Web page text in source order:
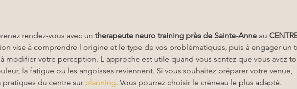
rendez-vous avec un therapeute neuro training près de Sainte-Anne au
vise à comprendre l origine et le type de vos problématiques, puis à engager un
modifier votre perception. L approche est utile quand vous sentez que vous avez
la fatigue ou les angoisses reviennent. Si vous souhaitez préparer votre venue,
pratiques du centre sur planning. Vous pourrez choisir le créneau le plus adapté.